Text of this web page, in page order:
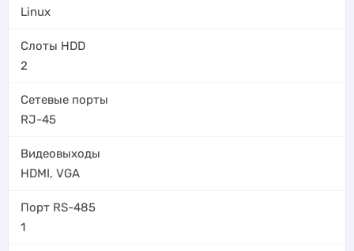
Linux
Слоты HDD
2
Сетевые порты
RJ-45
Видеовыходы
HDMI, VGA
Порт RS-485
1